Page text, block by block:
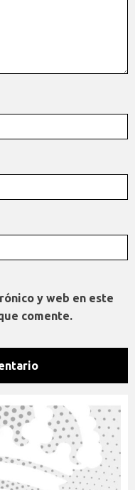
y web en este
comente.